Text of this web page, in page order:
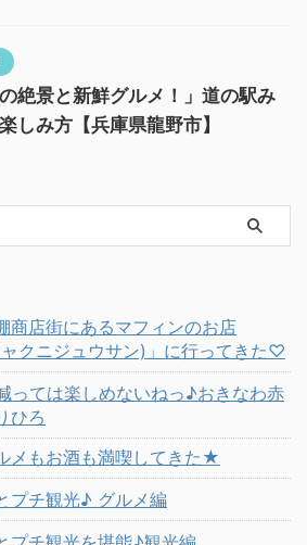
の絶景と新鮮グルメ！」道の駅み
しみ方【兵庫県龍野市】
商店街にあるマフィンのお店
ャクニジュウサン)」に行ってきた♡
ては楽しめないねっ♪おきなわ赤
ひろ
メもお酒も満喫してきた★
プチ観光♪ グルメ編